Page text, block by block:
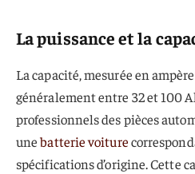
La puissance et la
La capacité, mesurée en
généralement entre 32 et 100
professionnels des pièces
unebatterie voiture
spécifications d’origine. Cette